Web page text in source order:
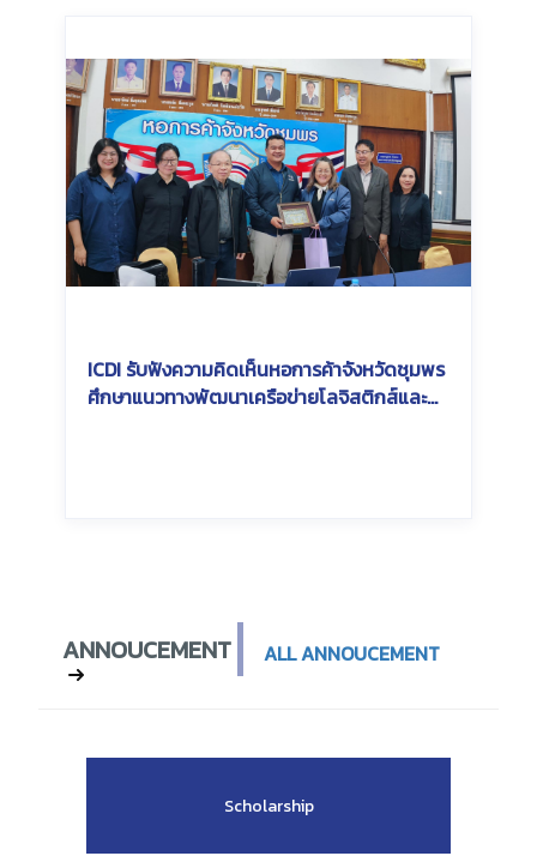
ICDI รับฟังความคิดเห็นหอการค้าจังหวัดชุมพร
ศึกษาแนวทางพัฒนาเครือข่ายโลจิสติกส์และ
ANNOUCEMENT ALL ANNOUCEMENT
Scholarship